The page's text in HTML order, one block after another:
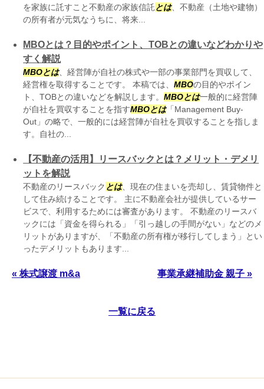
を家族に託すこと不動産の家族信託とは、不動産（土地や建物）
の所有者が元気なうちに、将来...
MBOとは？目的やポイント、TOBとの違いなどわかりや
すく解説
MBOとは、経営陣が自社の株式や一部の事業部門を買収して、
経営権を取得することです。 本稿では、MBOの目的やポイン
ト、TOBとの違いなどを解説します。MBOとは一般的に経営陣
が自社を買収することを指すMBOとは「Management Buy-
Out」の略で、一般的には経営陣が自社を買収することを指しま
す。自社の...
【不動産の活用】リースバックとは？メリット・デメリ
ットを解説
不動産のリースバック とは、現在の住まいを売却し、賃貸物件と
して住み続けることです。 主に不動産会社が提供しているサー
ビスで、利用するためには審査があります。 不動産のリースバ
ックには「資金を得られる」「引っ越しの手間がない」などのメ
リットがありますが、「不動産の所有権が移行してしまう」とい
ったデメリットもあります...
« 株式譲渡 m&a 事業承継補助金 親子 »
一覧に戻る